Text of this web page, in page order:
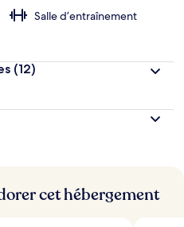
Salle d’entraînement
(12)
cet hébergement